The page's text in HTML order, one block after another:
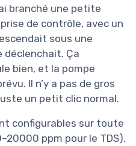
branché une petite
de contrôle, avec un
sous une
déclenchait. Ça
bien, et la pompe
Il n’y a pas de gros
un petit clic normal.
configurables sur toute
ppm pour le TDS).